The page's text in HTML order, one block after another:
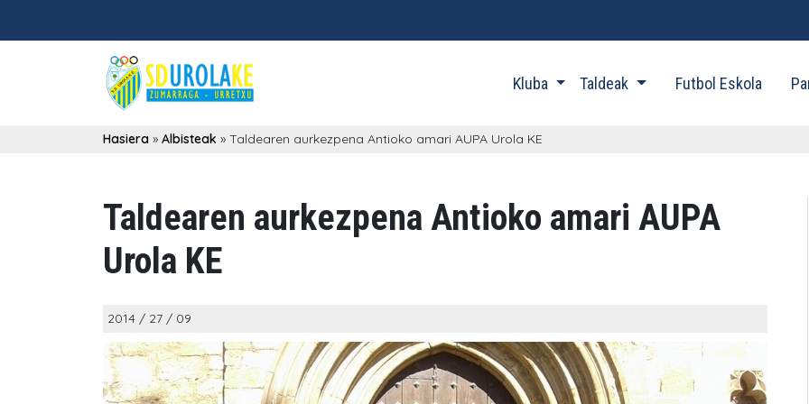
Kluba Taldeak Futbol Eskola
Hasiera » Albisteak » Taldearen aurkezpena Antioko amari AUPA Urola KE
Taldearen aurkezpena Antioko amari AUPA
Urola KE
2014 / 27 / 09